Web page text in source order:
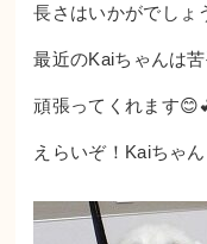
長さはいかがでしょ
最近のKaiちゃんは
頑張ってくれます
えらいぞ！Kaiちゃん